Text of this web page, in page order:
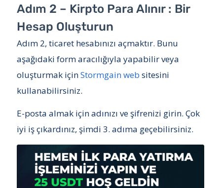
Adım 2 – Kirpto Para Alınır : Bir
Hesap Oluşturun
Adım 2, ticaret hesabınızı açmaktır. Bunu
aşağıdaki form aracılığıyla yapabilir veya
oluşturmak içinStormgain web sitesini
kullanabilirsiniz.
E-posta almak için adınızı ve şifrenizi girin. Çok
iyi iş çıkardınız, şimdi 3. adıma geçebilirsiniz.